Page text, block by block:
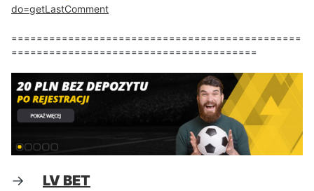
do=getLastComment
==============================================
=======================================
-> LV BET